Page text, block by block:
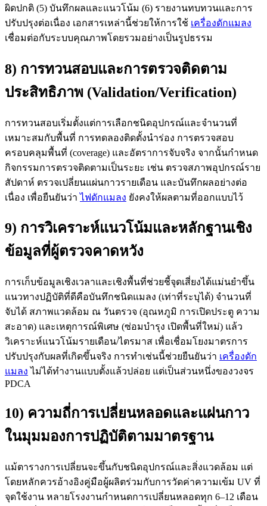
ผิดปกติ (5) บันทึกผลและแนวโน้ม (6) รายงานทบทวนและการ
ปรับปรุงต่อเนื่อง เอกสารเหล่านี้ช่วยให้การใช้ เครื่องดักแมลง
เชื่อมต่อกับระบบคุณภาพโดยรวมอย่างเป็นรูปธรรม
8) การทวนสอบและการตรวจติดตาม
ประสิทธิภาพ (Validation/Verification)
การทวนสอบเริ่มตั้งแต่การเลือกชนิดอุปกรณ์และจำนวนที่
เหมาะสมกับพื้นที่ การทดลองติดตั้งนำร่อง การตรวจสอบ
ครอบคลุมพื้นที่ (coverage) และอัตราการจับจริง จากนั้นกำหนด
กิจกรรมการตรวจติดตามเป็นระยะ เช่น ตรวจสภาพอุปกรณ์ราย
สัปดาห์ ตรวจเปลี่ยนแผ่นกาวรายเดือน และบันทึกผลอย่างต่อ
เนื่อง เพื่อยืนยันว่าไฟดักแมลง ยังคงให้ผลตามที่ออกแบบไว้
9) การวิเคราะห์แนวโน้มและหลักฐานเชิง
ข้อมูลที่ผู้ตรวจคาดหวัง
การเก็บข้อมูลเชิงเวลาและเชิงพื้นที่ช่วยชี้จุดเสี่ยงได้แม่นยำขึ้น
แนวทางปฏิบัติที่ดีคือบันทึกชนิดแมลง (เท่าที่ระบุได้) จำนวนที่
จับได้ สภาพแวดล้อม ณ วันตรวจ (อุณหภูมิ การเปิดประตู ความ
สะอาด) และเหตุการณ์พิเศษ (ซ่อมบำรุง เปิดพื้นที่ใหม่) แล้ว
วิเคราะห์แนวโน้มรายเดือน/ไตรมาส เพื่อเชื่อมโยงมาตรการ
ปรับปรุงกับผลที่เกิดขึ้นจริง การทำเช่นนี้ช่วยยืนยันว่า เครื่องดัก
แมลง ไม่ได้ทำงานแบบตั้งแล้วปล่อย แต่เป็นส่วนหนึ่งของวงจร
PDCA
10) ความถี่การเปลี่ยนหลอดและแผ่นกาว
ในมุมมองการปฏิบัติตามมาตรฐาน
แม้ตารางการเปลี่ยนจะขึ้นกับชนิดอุปกรณ์และสิ่งแวดล้อม แต่
โดยหลักควรอ้างอิงคู่มือผู้ผลิตร่วมกับการวัดค่าความเข้ม UV ที่
จุดใช้งาน หลายโรงงานกำหนดการเปลี่ยนหลอดทุก 6–12 เดือน